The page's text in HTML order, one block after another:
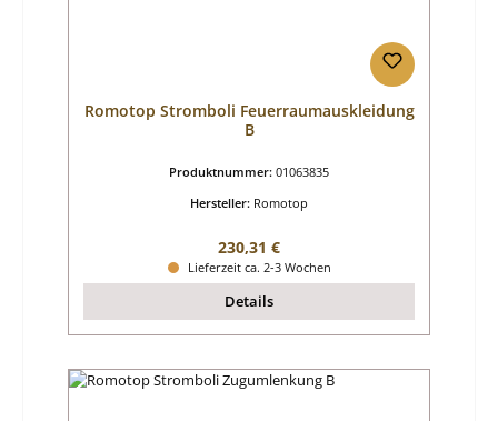
Romotop Stromboli Feuerraumauskleidung
B
Produktnummer: 01063835
Hersteller: Romotop
Regulärer Preis:
230,31 €
Lieferzeit ca. 2-3 Wochen
Details